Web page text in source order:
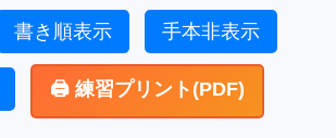
書き順表示 手本非表示
🖨️ 練習プリント(PDF)